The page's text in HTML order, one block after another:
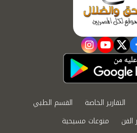
twitter
youtube
instagram
التقارير الخاصة
القسم الطبي
الفن
منوعات مسيحية